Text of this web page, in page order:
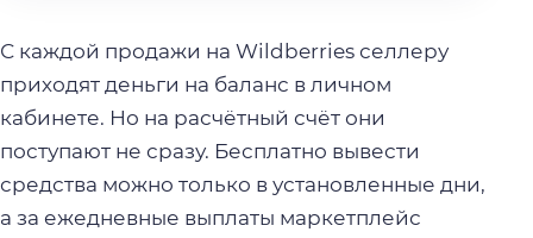
С каждой продажи на Wildberries селлеру
приходят деньги на баланс в личном
кабинете. Но на расчётный счёт они
поступают не сразу. Бесплатно вывести
средства можно только в установленные дни,
а за ежедневные выплаты маркетплейс